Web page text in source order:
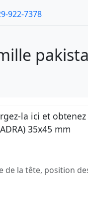
922-7378
la ici et
35x45 mm
la tête, position